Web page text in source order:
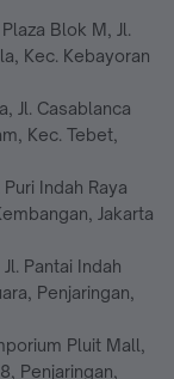
Blok M, Jl.
Kec. Kebayoran
Jl. Casablanca
Kec. Tebet,
Indah Raya
Jakarta
Pantai Indah
Penjaringan,
Pluit Mall,
Penjaringan,